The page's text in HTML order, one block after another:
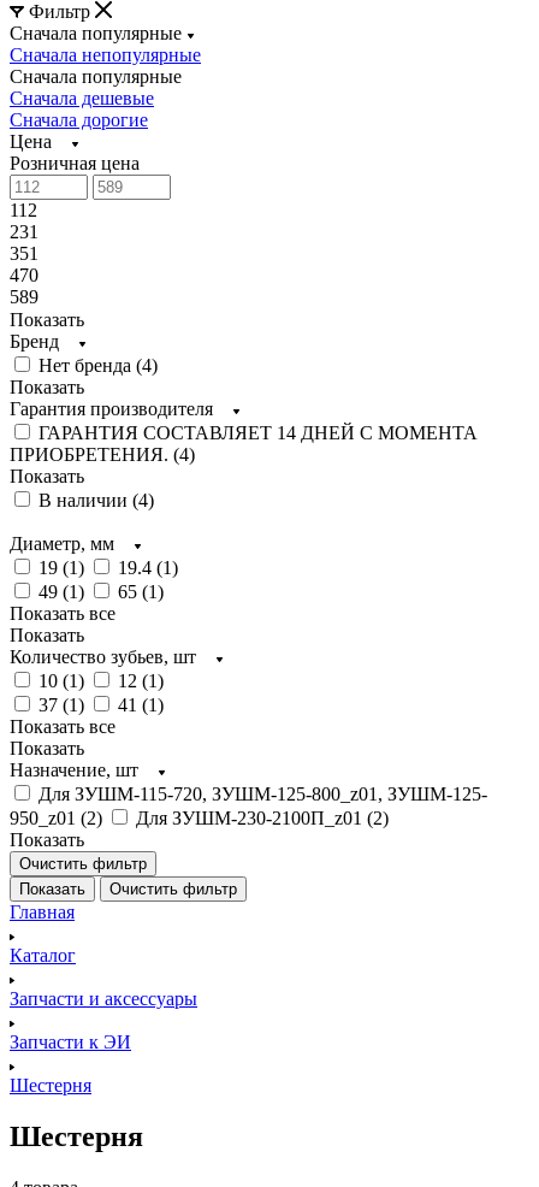
Фильтр
Сначала популярные
Сначала непопулярные
Сначала популярные
Сначала дешевые
Сначала дорогие
Цена
Розничная цена
112
231
351
470
589
Показать
Бренд
Нет бренда (4)
Показать
Гарантия производителя
ГАРАНТИЯ СОСТАВЛЯЕТ 14 ДНЕЙ С МОМЕНТА
ПРИОБРЕТЕНИЯ. (4)
Показать
В наличии (4)
Диаметр, мм
19 (1) 19.4 (1)
49 (1) 65 (1)
Показать все
Показать
Количество зубьев, шт
10 (1) 12 (1)
37 (1) 41 (1)
Показать все
Показать
Назначение, шт
Для ЗУШМ-115-720, ЗУШМ-125-800_z01, ЗУШМ-125-
950_z01 (2) Для ЗУШМ-230-2100П_z01 (2)
Показать
Очистить фильтр
Показать
Очистить фильтр
Главная
Каталог
Запчасти и аксессуары
Запчасти к ЭИ
Шестерня
Шестерня